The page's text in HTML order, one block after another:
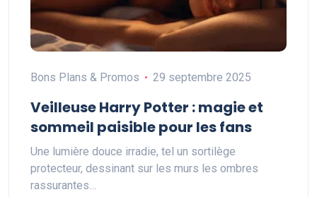
Bons Plans & Promos 29 septembre 2025
Veilleuse Harry Potter : magie et
sommeil paisible pour les fans
Une lumière douce irradie, tel un sortilège
protecteur, dessinant sur les murs les ombres
rassurantes…